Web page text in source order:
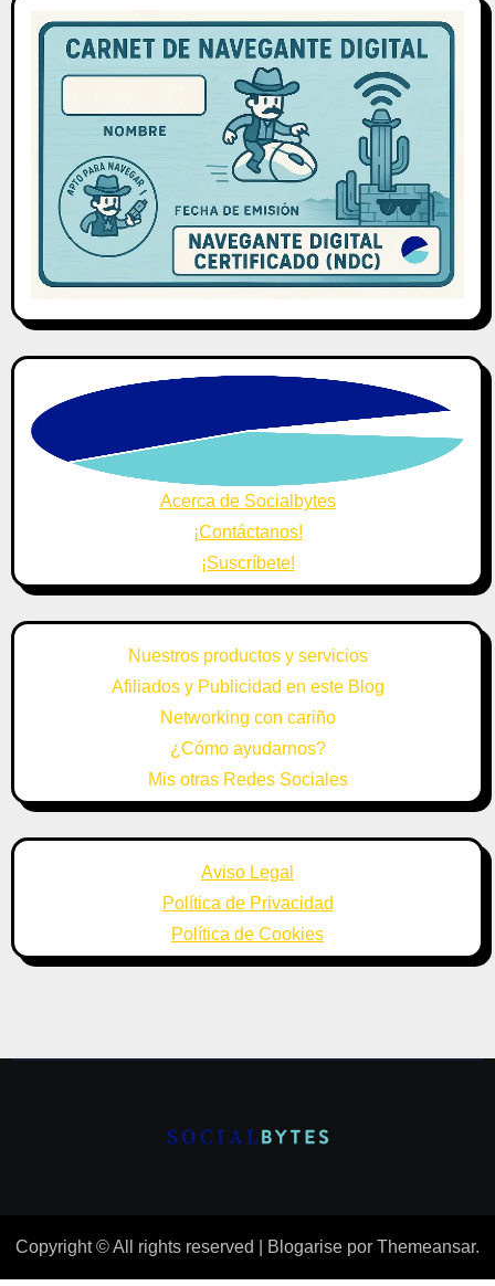
Acerca de Socialbytes
¡Contáctanos!
¡Suscríbete!
Nuestros productos y servicios
Afiliados y Publicidad en este Blog
Networking con cariño
¿Cómo ayudarnos?
Mis otras Redes Sociales
Aviso Legal
Política de Privacidad
Política de Cookies
Copyright © All rights reserved Blogarise por Themeansar.